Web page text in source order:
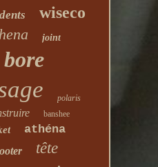
wiseco
joint
bore
polaris
banshee
athéna
tête